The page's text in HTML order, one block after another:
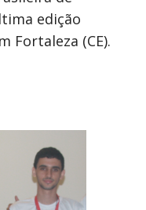
edição
Fortaleza (CE).